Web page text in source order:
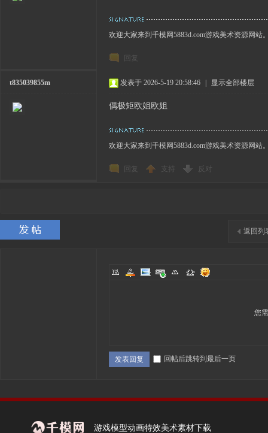
欢迎大家来到千模网5883d.com游戏美术资源网站
回复
t835039855m 发表于 2026-5-19 20:58:46 显示全部楼层
偶极矩欧姐欧姐
欢迎大家来到千模网5883d.com游戏美术资源网站
回复 支持 反对
返回列
您
发表回复 回帖后跳转到最后一页
游戏模型动画特效美术素材下载